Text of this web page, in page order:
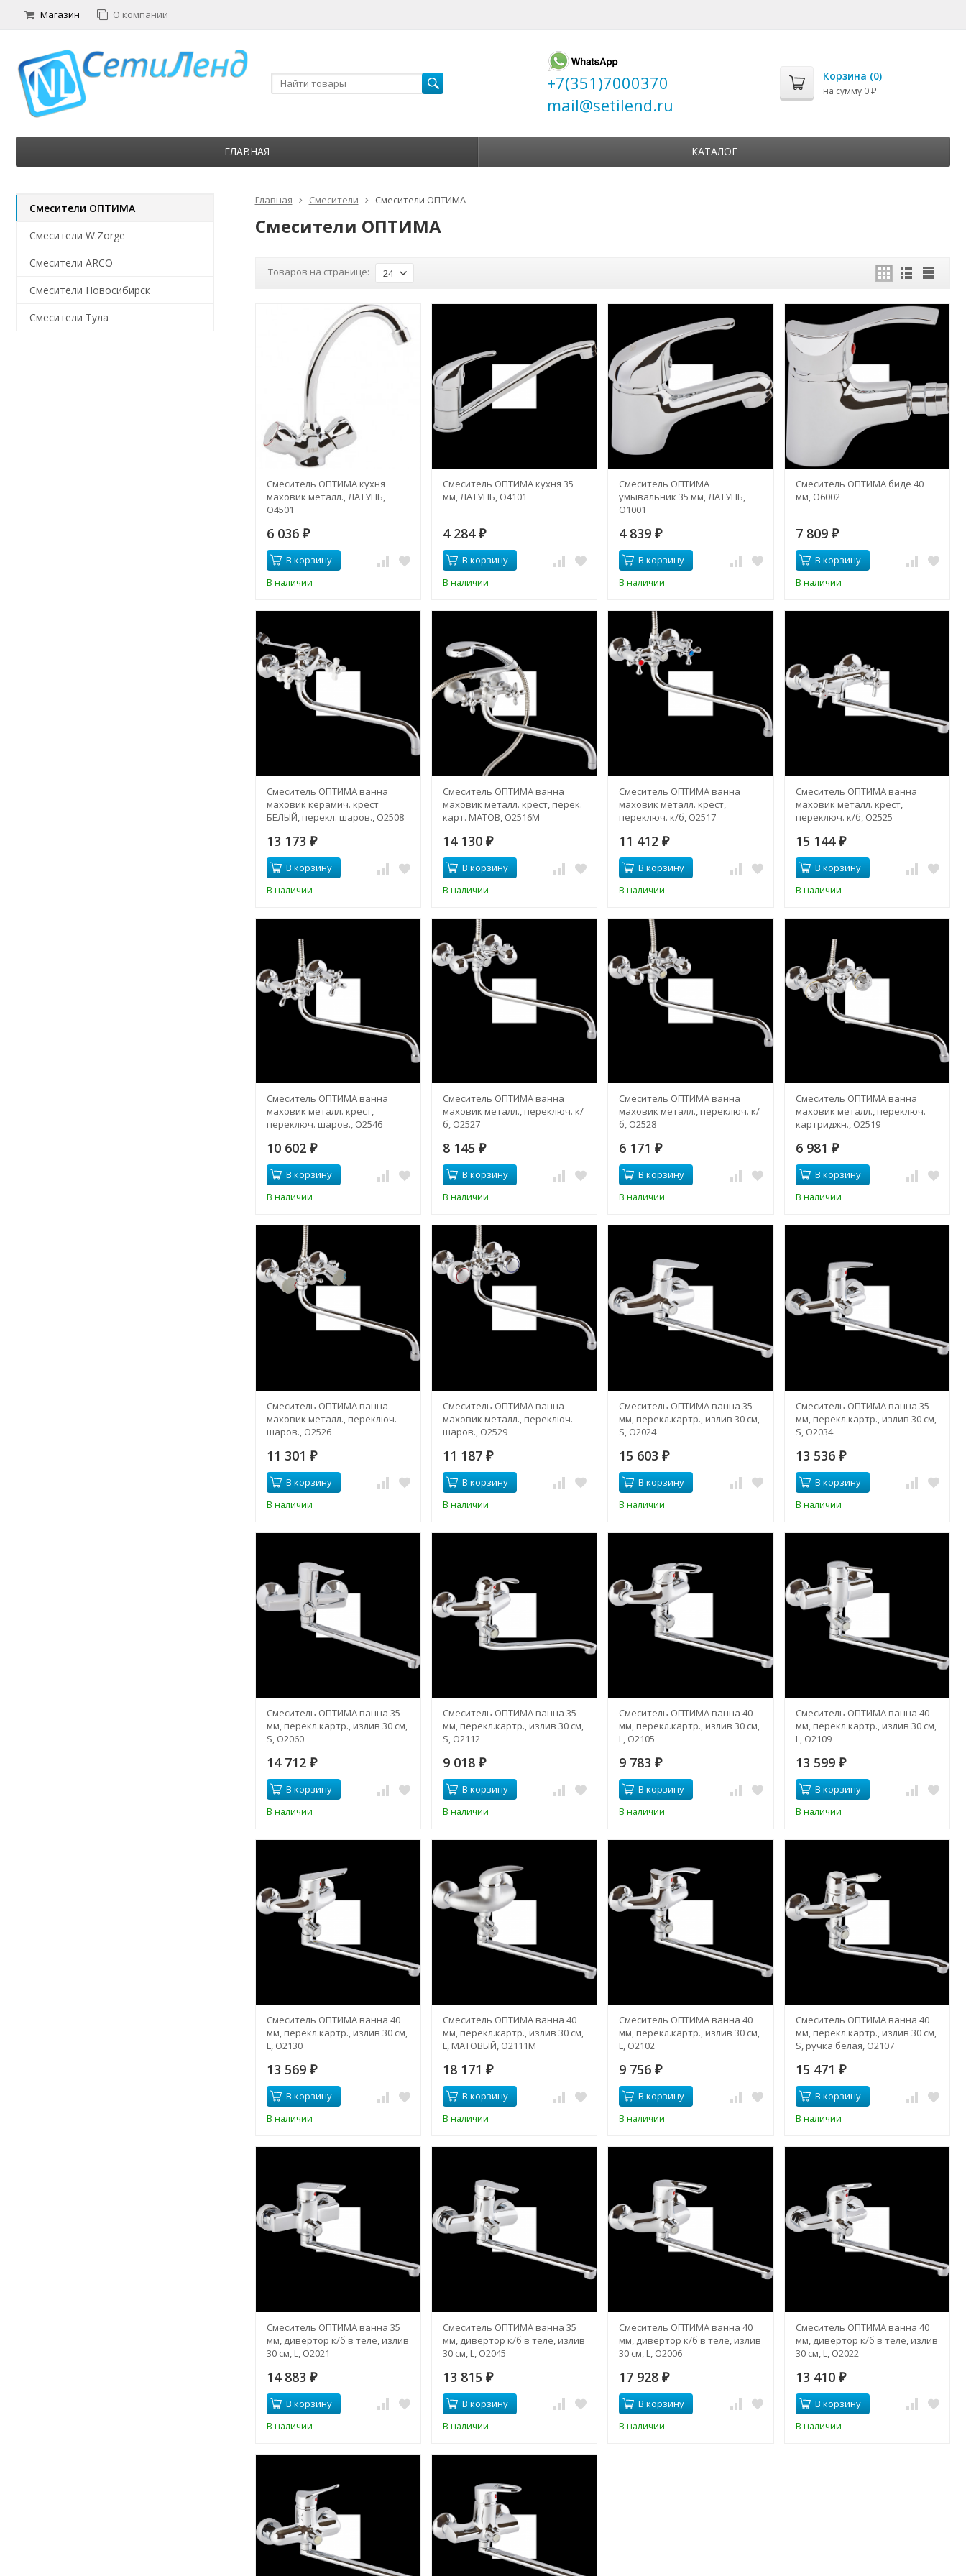
Магазин О компании
+7(351)7000370
mail@setilend.ru
Корзина (0)
на сумму 0 ₽
ГЛАВНАЯ КАТАЛОГ
Главная Смесители Смесители ОПТИМА
Смесители ОПТИМА
Товаров на странице: 24
Смеситель ОПТИМА кухня
маховик металл., ЛАТУНЬ,
О4501
6 036 ₽
В корзину
В наличии
Смеситель ОПТИМА кухня 35
мм, ЛАТУНЬ, О4101
4 284 ₽
В корзину
В наличии
Смеситель ОПТИМА
умывальник 35 мм, ЛАТУНЬ,
О1001
4 839₽
В корзину
В наличии
Смеситель ОПТИМА биде 40
мм, О6002
7 809 ₽
В корзину
В наличии
Смеситель ОПТИМА ванна
маховик керамич. крест
БЕЛЫЙ, перекл. шаров., О2508
13 173 ₽
В корзину
В наличии
Смеситель ОПТИМА ванна
маховик металл. крест, перек.
карт. МАТОВ, О2516М
14 130 ₽
В корзину
В наличии
Смеситель ОПТИМА ванна
маховик металл. крест,
переключ. к/б, О2517
11 412₽
В корзину
В наличии
Смеситель ОПТИМА ванна
маховик металл. крест,
переключ. к/б, О2525
15 144 ₽
В корзину
В наличии
Смеситель ОПТИМА ванна
маховик металл. крест,
переключ. шаров., О2546
10 602 ₽
В корзину
В наличии
Смеситель ОПТИМА ванна
маховик металл., переключ. к/
б, О2527
8 145 ₽
В корзину
В наличии
Смеситель ОПТИМА ванна
маховик металл., переключ. к/
б, О2528
6 171₽
В корзину
В наличии
Смеситель ОПТИМА ванна
маховик металл., переключ.
картриджн., О2519
6 981 ₽
В корзину
В наличии
Смеситель ОПТИМА ванна
маховик металл., переключ.
шаров., О2526
11 301 ₽
В корзину
В наличии
Смеситель ОПТИМА ванна
маховик металл., переключ.
шаров., О2529
11 187 ₽
В корзину
В наличии
Смеситель ОПТИМА ванна 35
мм, перекл.картр., излив 30 см,
S, О2024
15 603₽
В корзину
В наличии
Смеситель ОПТИМА ванна 35
мм, перекл.картр., излив 30 см,
S, О2034
13 536 ₽
В корзину
В наличии
Смеситель ОПТИМА ванна 35
мм, перекл.картр., излив 30 см,
S, О2060
14 712 ₽
В корзину
В наличии
Смеситель ОПТИМА ванна 35
мм, перекл.картр., излив 30 см,
S, О2112
9 018 ₽
В корзину
В наличии
Смеситель ОПТИМА ванна 40
мм, перекл.картр., излив 30 см,
L, О2105
9 783₽
В корзину
В наличии
Смеситель ОПТИМА ванна 40
мм, перекл.картр., излив 30 см,
L, О2109
13 599 ₽
В корзину
В наличии
Смеситель ОПТИМА ванна 40
мм, перекл.картр., излив 30 см,
L, О2130
13 569 ₽
В корзину
В наличии
Смеситель ОПТИМА ванна 40
мм, перекл.картр., излив 30 см,
L, МАТОВЫЙ, О2111M
18 171 ₽
В корзину
В наличии
Смеситель ОПТИМА ванна 40
мм, перекл.картр., излив 30 см,
L, О2102
9 756₽
В корзину
В наличии
Смеситель ОПТИМА ванна 40
мм, перекл.картр., излив 30 см,
S, ручка белая, О2107
15 471 ₽
В корзину
В наличии
Смеситель ОПТИМА ванна 35
мм, дивертор к/б в теле, излив
30 см, L, О2021
14 883 ₽
В корзину
В наличии
Смеситель ОПТИМА ванна 35
мм, дивертор к/б в теле, излив
30 см, L, О2045
13 815 ₽
В корзину
В наличии
Смеситель ОПТИМА ванна 40
мм, дивертор к/б в теле, излив
30 см, L, О2006
17 928₽
В корзину
В наличии
Смеситель ОПТИМА ванна 40
мм, дивертор к/б в теле, излив
30 см, L, О2022
13 410 ₽
В корзину
В наличии
Смесители ОПТИМА
Смесители W.Zorge
Смесители ARCO
Смесители Новосибирск
Смесители Тула